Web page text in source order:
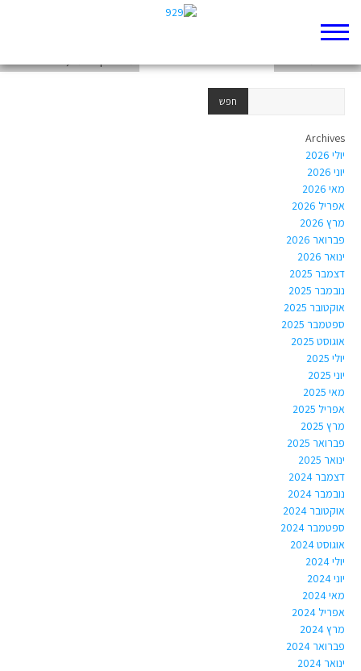
Archives
יולי 2026
יוני 2026
מאי 2026
אפריל 2026
מרץ 2026
פברואר 2026
ינואר 2026
דצמבר 2025
נובמבר 2025
אוקטובר 2025
ספטמבר 2025
אוגוסט 2025
יולי 2025
יוני 2025
מאי 2025
אפריל 2025
מרץ 2025
פברואר 2025
ינואר 2025
דצמבר 2024
נובמבר 2024
אוקטובר 2024
ספטמבר 2024
אוגוסט 2024
יולי 2024
יוני 2024
מאי 2024
אפריל 2024
מרץ 2024
פברואר 2024
ינואר 2024